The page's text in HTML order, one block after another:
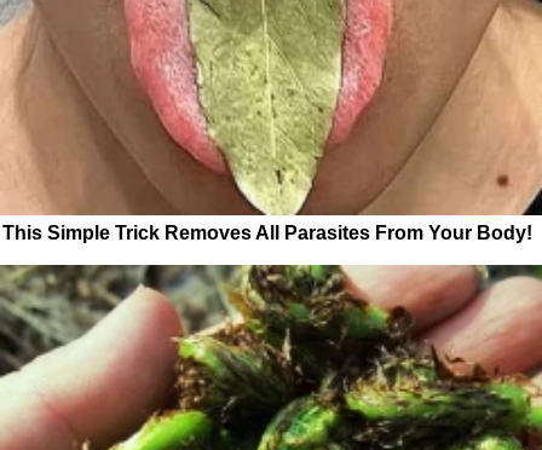
This Simple Trick Removes All Parasites From Your Body!